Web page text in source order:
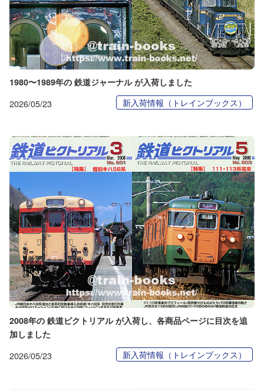
1980〜1989年の 鉄道ジャーナル が入荷しました
2026/05/23 新入荷情報（トレインブックス）
2008年の 鉄道ピクトリアル が入荷し、各商品ページに目次を追
加しました
2026/05/23 新入荷情報（トレインブックス）